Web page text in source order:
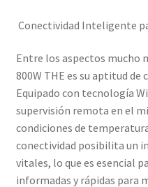
Conectividad Inteligente
Entre los aspectos mucho
800W THE es su aptitud
Equipado con tecnología
supervisión remota en el
condiciones de
conectividad posibilita un
vitales, lo que es esencial
informadas y rápidas para